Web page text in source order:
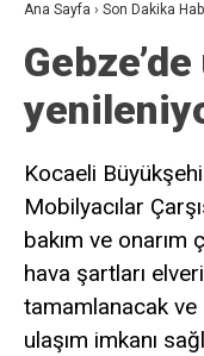
Ana Sayfa › Son Dakika
Kocaeli
Mobilyacılar
bakım ve onarım
hava şartları
tamamlanacak ve
ulaşım imkanı